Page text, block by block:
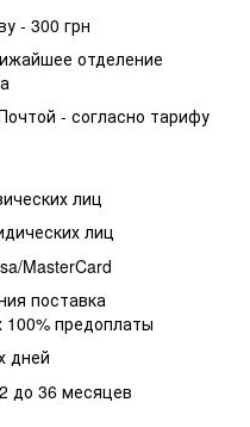
- 300 грн
отделение
- согласно тарифу
лиц
лиц
MasterCard
поставка
100% предоплаты
дней
до 36 месяцев